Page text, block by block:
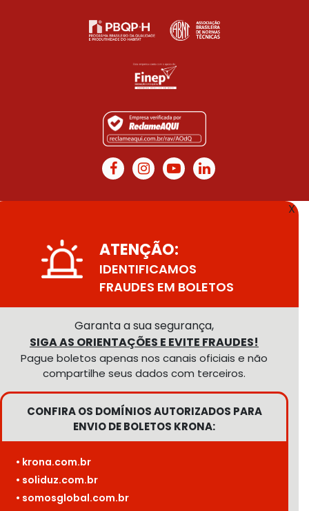
X
ATENÇÃO:
IDENTIFICAMOS
FRAUDES EM BOLETOS
Garanta a sua segurança,
SIGA AS ORIENTAÇÕES E EVITE FRAUDES!
Pague boletos apenas nos canais oficiais e não
compartilhe seus dados com terceiros.
CONFIRA OS DOMÍNIOS AUTORIZADOS PARA
ENVIO DE BOLETOS KRONA:
• krona.com.br
• soliduz.com.br
• somosglobal.com.br